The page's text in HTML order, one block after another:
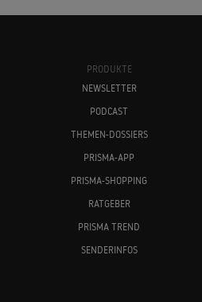
PRODUKTE
NEWSLETTER
PODCAST
THEMEN-DOSSIERS
PRISMA-APP
PRISMA-SHOPPING
RATGEBER
PRISMA TREND
SENDERINFOS